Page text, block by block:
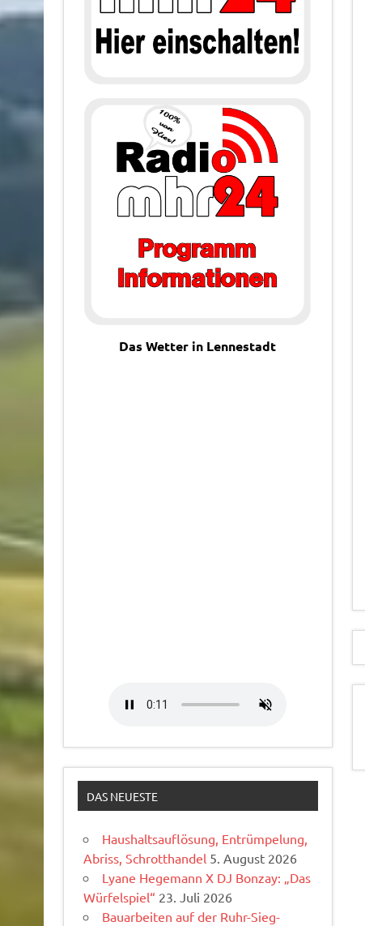
Das Wetter in Lennestadt
DAS NEUESTE
Haushaltsauflösung, Entrümpelung,
Abriss, Schrotthandel 5. August 2026
Lyane Hegemann X DJ Bonzay: „Das
Würfelspiel“ 23. Juli 2026
Bauarbeiten auf der Ruhr-Sieg-